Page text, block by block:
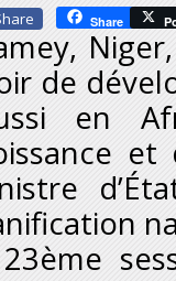
Share
de
en
et
ème